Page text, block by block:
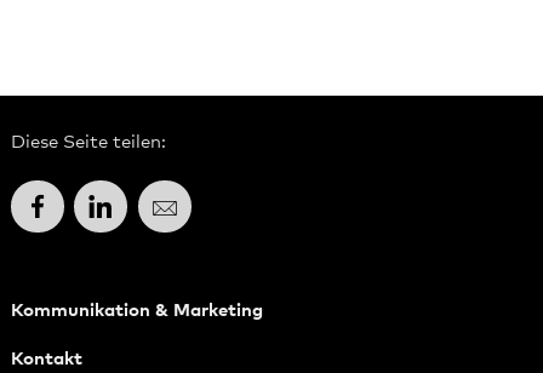
Diese Seite teilen:
FacebookLinkedInE-Mail
Kommunikation & Marketing
Kontakt